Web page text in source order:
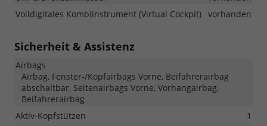
Volldigitales Kombiinstrument (Virtual Cockpit) vorhanden
Sicherheit & Assistenz
Airbags
Airbag, Fenster-/Kopfairbags Vorne, Beifahrerairbag
abschaltbar, Seitenairbags Vorne, Vorhangairbag,
Beifahrerairbag
Aktiv-Kopfstützen
1